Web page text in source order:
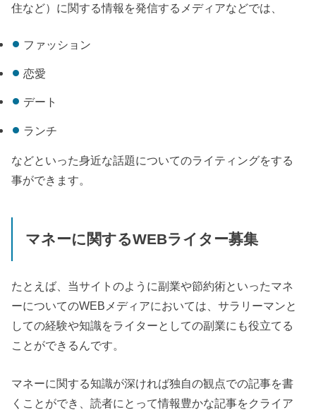
住など）に関する情報を発信するメディアなどでは、
ファッション
恋愛
デート
ランチ
などといった身近な話題についてのライティングをする
事ができます。
マネーに関するWEBライター募集
たとえば、当サイトのように副業や節約術といったマネ
ーについてのWEB メディアにおいては、サラリーマンと
しての経験や知識をライターとしての副業にも役立てる
ことができるんです。
マネーに関する知識が深ければ独自の観点での記事を書
くことができ、読者にとって情報豊かな記事をクライア